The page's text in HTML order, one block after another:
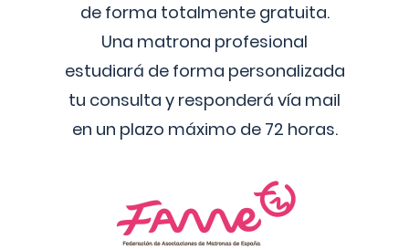
de forma totalmente gratuita.
Una matrona profesional
estudiará de forma personalizada
tu consulta y responderá vía mail
en un plazo máximo de 72 horas.